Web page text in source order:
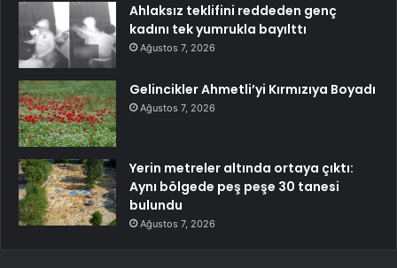
Ahlaksız teklifini reddeden genç
kadını tek yumrukla bayılttı
Ağustos 7, 2026
Gelincikler Ahmetli’yi Kırmızıya Boyadı
Ağustos 7, 2026
Yerin metreler altında ortaya çıktı:
Aynı bölgede peş peşe 30 tanesi
bulundu
Ağustos 7, 2026